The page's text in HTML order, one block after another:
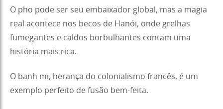
O pho pode ser seu embaixador global, mas a magia
real acontece nos becos de Hanói, onde grelhas
fumegantes e caldos borbulhantes contam uma
história mais rica.
O banh mi, herança do colonialismo francês, é um
exemplo perfeito de fusão bem-feita.